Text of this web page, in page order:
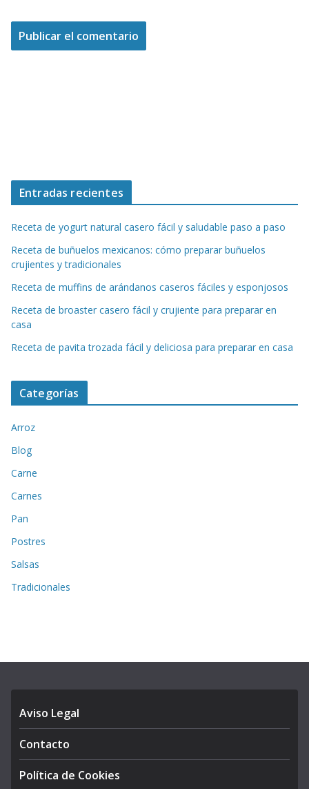
Entradas recientes
Receta de yogurt natural casero fácil y saludable paso a paso
Receta de buñuelos mexicanos: cómo preparar buñuelos
crujientes y tradicionales
Receta de muffins de arándanos caseros fáciles y esponjosos
Receta de broaster casero fácil y crujiente para preparar en
casa
Receta de pavita trozada fácil y deliciosa para preparar en casa
Categorías
Arroz
Blog
Carne
Carnes
Pan
Postres
Salsas
Tradicionales
Aviso Legal
Contacto
Política de Cookies